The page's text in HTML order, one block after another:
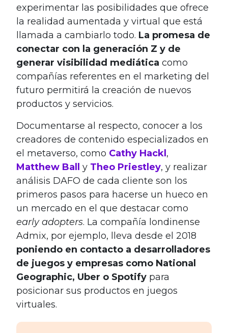
experimentar las posibilidades que ofrece
la realidad aumentada y virtual que está
llamada a cambiarlo todo. La promesa de
conectar con la generación Z y de
generar visibilidad mediática como
compañías referentes en el marketing del
futuro permitirá la creación de nuevos
productos y servicios.
Documentarse al respecto, conocer a los
creadores de contenido especializados en
el metaverso, como Cathy Hackl ,
Matthew Ball
y Theo Priestley, y realizar
análisis DAFO de cada cliente son los
primeros pasos para hacerse un hueco en
un mercado en el que destacar como
early adopters. La compañía londinense
Admix, por ejemplo, lleva desde el 2018
poniendo en contacto a desarrolladores
de juegos y empresas como National
Geographic, Uber o Spotify para
posicionar sus productos en juegos
virtuales.